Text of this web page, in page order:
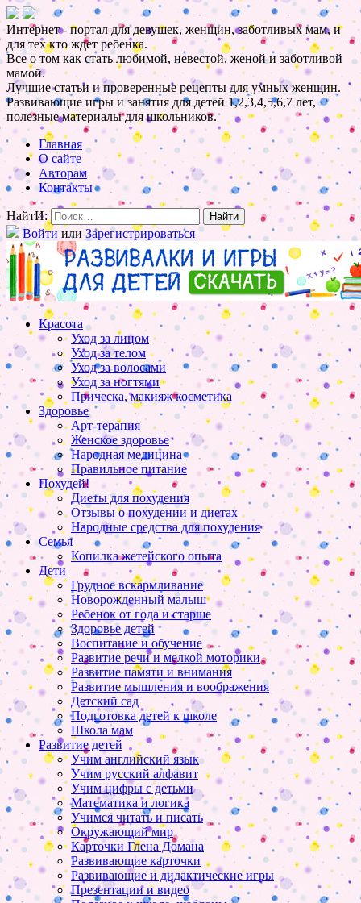
Интернет - портал для девушек, женщин, заботливых мам, и
для тех кто ждет ребенка.
Все о том как стать любимой, невестой, женой и заботливой
мамой.
Лучшие статьи и проверенные рецепты для умных женщин.
Развивающие игры и занятия для детей 1,2,3,4,5,6,7 лет,
полезные материалы для школьников.
Главная
О сайте
Авторам
Контакты
НайтИ:
Войти или Зарегистрироваться
Красота
Уход за лицом
Уход за телом
Уход за волосами
Уход за ногтями
Прическа, макияж косметика
Здоровье
Арт-терапия
Женское здоровье
Народная медицина
Правильное питание
Похудей!
Диеты для похудения
Отзывы о похудении и диетах
Народные средства для похудения
Семья
Копилка жетейского опыта
Дети
Грудное вскармливание
Новорожденный малыш
Ребенок от года и старше
Здоровье детей
Воспитание и обучение
Развитие речи и мелкой моторики
Развитие памяти и внимания
Развитие мышления и воображения
Детский сад
Подготовка детей к школе
Школа мам
Развитие детей
Учим английский язык
Учим русский алфавит
Учим цифры с детьми
Математика и логика
Учимся читать и писать
Окружающий мир
Карточки Глена Домана
Развивающие карточки
Развивающие и дидактические игры
Презентации и видео